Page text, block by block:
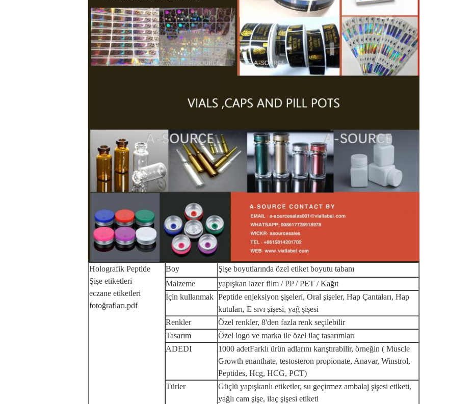
Holografik Peptide
Şişe etiketleri
eczane etiketleri
fotoğrafları.pdf
Boy
Şişe boyutlarında özel etiket boyutu tabanı
Malzeme
yapışkan lazer film / PP / PET / Kağıt
İçin kullanmak Peptide enjeksiyon şişeleri, Oral şişeler, Hap Çantaları, Hap
kutuları, E sıvı şişesi, yağ şişesi
Renkler
Özel renkler, 8'den fazla renk seçilebilir
Tasarım
Özel logo ve marka ile özel ilaç tasarımları
ADEDI
1000 adetFarklı ürün adlarını karıştırabilir, örneğin ( Muscle
Growth enanthate, testosteron propionate, Anavar, Winstrol,
Peptides, Hcg, HCG, PCT)
Türler
Güçlü yapışkanlı etiketler, su geçirmez ambalaj şişesi etiketi,
yağlı cam şişe, ilaç şişesi etiketi